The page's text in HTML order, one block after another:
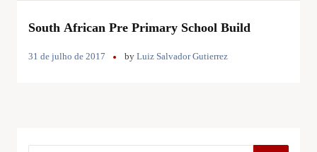
South African Pre Primary School Build
31 de julho de 2017 by Luiz Salvador Gutierrez